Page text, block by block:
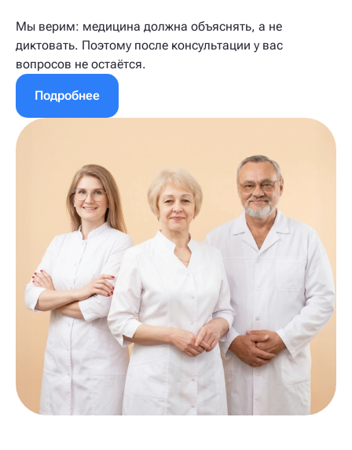
Мы верим: медицина должна объяснять, а не
диктовать. Поэтому после консультации у вас
вопросов не остаётся.
Подробнее